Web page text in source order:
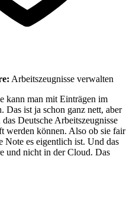
Arbeitszeugnisse verwalten
kann man mit Einträgen im
Das ist ja schon ganz nett, aber
Deutsche Arbeitszeugnisse
werden können. Also ob sie fair
Note es eigentlich ist. Und das
und nicht in der Cloud. Das